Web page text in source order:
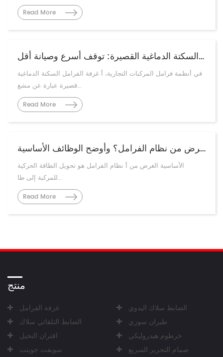
Read More
غرفة فرامل السكتة الدماغية القصيرة: توقف أسرع وصيانة أقل
في أنظمة فرامل المركبات التجارية، أ غرفة الفرامل السكتة الدماغية
قصيرة عبارة عن مشغ...
Read More
ما هو الغرض من نظام الفرامل؟ وأوضح الوظائف الأساسية
الأساسية الغرض من أ نظام الفرامل هو تحويل الطاقة الحركية
للمركبة إلى طا...
Read More
منتج
غرفة الفرامل
الضابط سلاك اليدوي
الضابط التلقائي سلاك
طيران سوزي
اقتران النخيل
خرطوم هيدروليكي
سويفت جوينت
صمام التحرير السريع